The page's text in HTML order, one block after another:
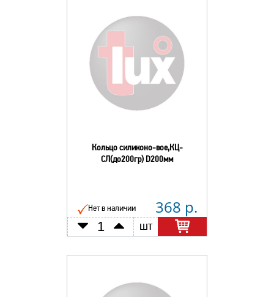
Кольцо силиконо-вое,КЦ-
СЛ(до200гр) D200мм
Нет в наличии 368 р.
шт